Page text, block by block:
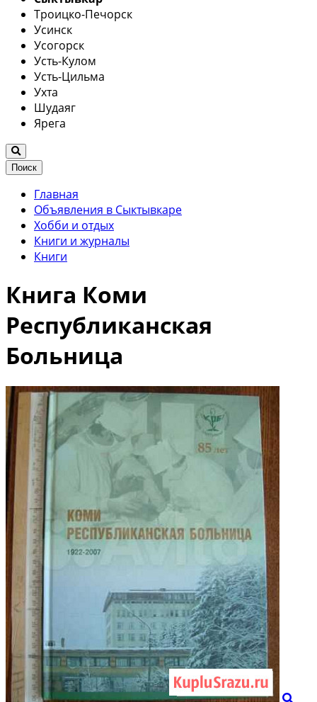
Троицко-Печорск
Усинск
Усогорск
Усть-Кулом
Усть-Цильма
Ухта
Шудаяг
Ярега
Поиск
Главная
Объявления в Сыктывкаре
Хобби и отдых
Книги и журналы
Книги
Книга Коми
Республиканская
Больница